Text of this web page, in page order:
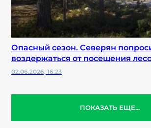
Опасный сезон. Северян
воздержаться от посещения
02.06.2026, 16:23
ПОКАЗАТЬ ЕЩЕ...